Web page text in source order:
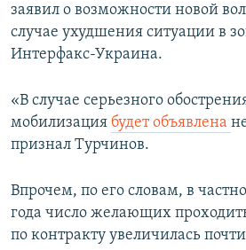
заявил о возможности новой
случае ухудшения ситуации в
Интерфакс-Украина.
«В случае серьезного
мобилизация будет объявлена
признал Турчинов.
Впрочем, по его словам, в
года число желающих
по контракту увеличилась